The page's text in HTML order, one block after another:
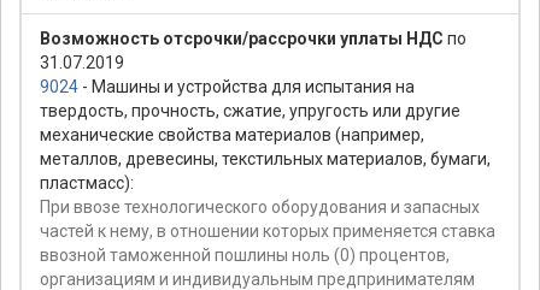
Возможность отсрочки/рассрочки уплаты НДС по
31.07.2019
9024 - Машины и устройства для испытания на
твердость, прочность, сжатие, упругость или другие
механические свойства материалов (например,
металлов, древесины, текстильных материалов, бумаги,
пластмасс):
При ввозе технологического оборудования и запасных
частей к нему, в отношении которых применяется ставка
ввозной таможенной пошлины ноль (0) процентов,
организациям и индивидуальным предпринимателям